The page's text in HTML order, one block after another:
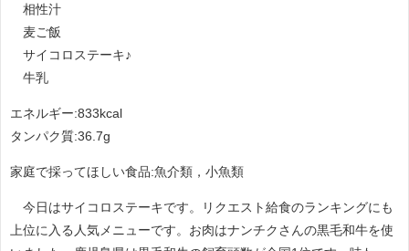
相性汁
麦ご飯
サイコロステーキ♪
牛乳
エネルギー:833kcal
タンパク質:36.7g
家庭で採ってほしい食品:魚介類，小魚類
今日はサイコロステーキです。リクエスト給食のランキングにも
上位に入る人気メニューです。お肉はナンチクさんの黒毛和牛を使